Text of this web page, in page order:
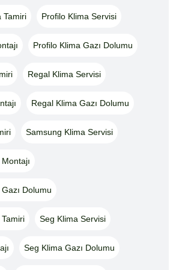
Tamiri Profilo Klima Servisi
Profilo Klima Gazı Dolumu
Regal Klima Servisi
Regal Klima Gazı Dolumu
Samsung Klima Servisi
Dolumu
Seg Klima Servisi
Seg Klima Gazı Dolumu